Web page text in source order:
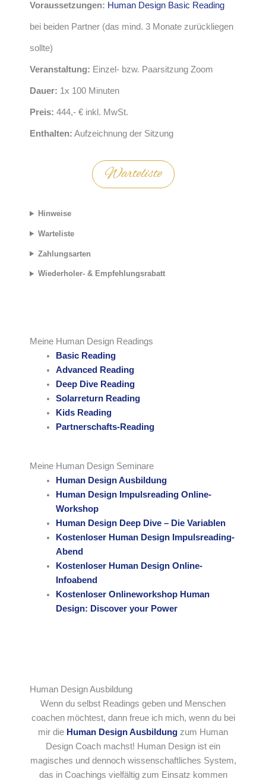
Voraussetzungen: Human Design Basic Reading
bei beiden Partner (das mind. 3 Monate zurückliegen
sollte)
Veranstaltung: Einzel- bzw. Paarsitzung Zoom
Dauer: 1x 100 Minuten
Preis: 444,- € inkl. MwSt.
Enthalten: Aufzeichnung der Sitzung
Warteliste
Hinweise
Warteliste
Zahlungsarten
Wiederholer- & Empfehlungsrabatt
Meine Human Design Readings
Basic Reading
Advanced Reading
Deep Dive Reading
Solarreturn Reading
Kids Reading
Partnerschafts-Reading
Meine Human Design Seminare
Human Design Ausbildung
Human Design Impulsreading Online-
Workshop
Human Design Deep Dive – Die Variablen
Kostenloser Human Design Impulsreading-
Abend
Kostenloser Human Design Online-
Infoabend
Kostenloser Onlineworkshop Human
Design: Discover your Power
Human Design Ausbildung
Wenn du selbst Readings geben und Menschen
coachen möchtest, dann freue ich mich, wenn du bei
mir die Human Design Ausbildung zum Human
Design Coach machst! Human Design ist ein
magisches und dennoch wissenschaftliches System,
das in Coachings vielfältig zum Einsatz kommen